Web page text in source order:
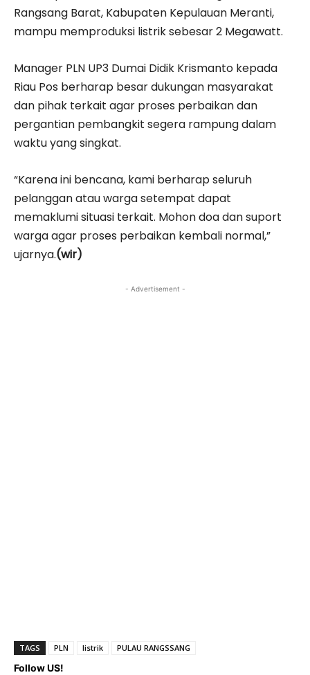
Rangsang Barat, Kabupaten Kepulauan Meranti,
mampu memproduksi listrik sebesar 2 Megawatt.
Manager PLN UP3 Dumai Didik Krismanto kepada
Riau Pos berharap besar dukungan masyarakat
dan pihak terkait agar proses perbaikan dan
pergantian pembangkit segera rampung dalam
waktu yang singkat.
“Karena ini bencana, kami berharap seluruh
pelanggan atau warga setempat dapat
memaklumi situasi terkait. Mohon doa dan suport
warga agar proses perbaikan kembali normal,”
ujarnya.(wir)
- Advertisement -
TAGS PLN listrik PULAU RANGSSANG
Follow US!